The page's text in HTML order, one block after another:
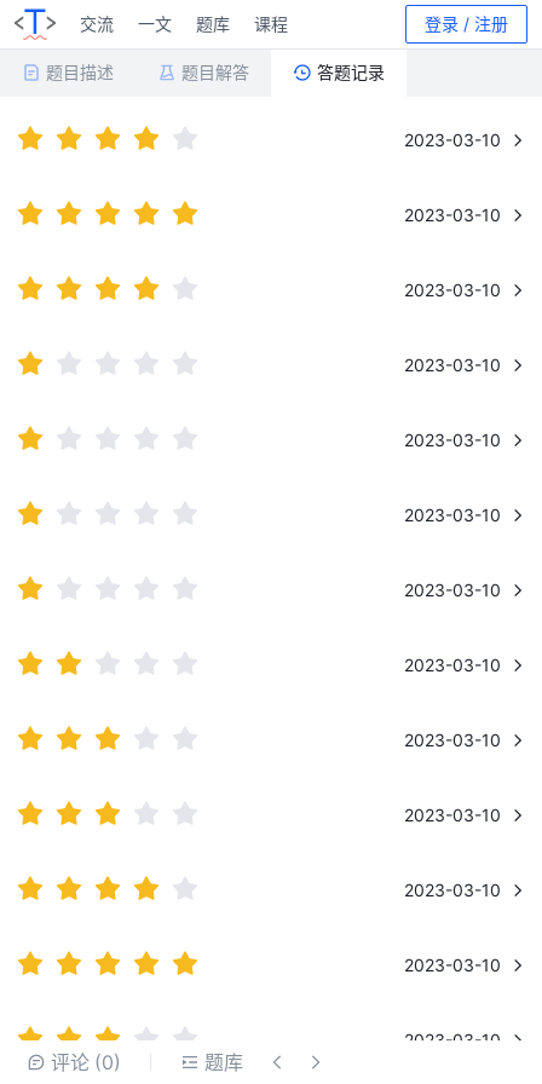
交流 一文 题库 课程 登录 / 注册
题目描述 题目解答 答题记录
2023-03-10
2023-03-10
2023-03-10
2023-03-10
2023-03-10
2023-03-10
2023-03-10
2023-03-10
2023-03-10
2023-03-10
2023-03-10
2023-03-10
2023-03-10
请先 登录
评论 (0) 题库